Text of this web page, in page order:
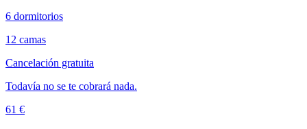
6 dormitorios
12 camas
Cancelación gratuita
Todavía no se te cobrará nada.
61 €